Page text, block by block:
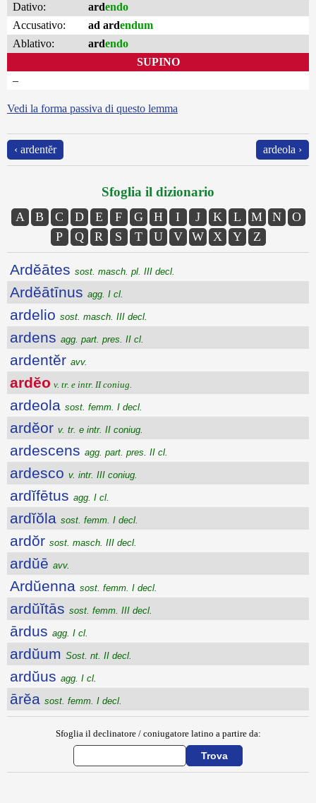
Dativo:
ardendo
Accusativo:
ad ardendum
Ablativo:
ardendo
SUPINO
–
Vedi la forma passiva di questo lemma
‹ ardentĕr ardeola ›
Sfoglia il dizionario
A B C D E F G H I J K L M N
O
P
Q R S T U V W X Y Z
Ardĕātes sost. masch. pl. III decl.
Ardĕātīnus agg. I cl.
ardelio sost. masch. III decl.
ardens agg. part. pres. II cl.
ardentĕr avv.
ardĕo v. tr. e intr. II coniug.
ardeola sost. femm. I decl.
ardĕor v. tr. e intr. II coniug.
ardescens agg. part. pres. II cl.
ardesco v. intr. III coniug.
ardĭfētus agg. I cl.
ardĭŏla sost. femm. I decl.
ardŏr sost. masch. III decl.
ardŭē avv.
Ardŭenna sost. femm. I decl.
ardŭĭtās sost. femm. III decl.
ārdus agg. I cl.
ardŭum Sost. nt. II decl.
ardŭus agg. I cl.
ārĕa sost. femm. I decl.
Sfoglia il declinatore / coniugatore latino a partire da: